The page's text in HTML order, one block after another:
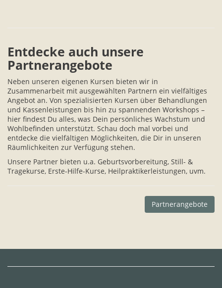
Entdecke auch unsere
Partnerangebote
Neben unseren eigenen Kursen bieten wir in
Zusammenarbeit mit ausgewählten Partnern ein vielfältiges
Angebot an. Von spezialisierten Kursen über Behandlungen
und Kassenleistungen bis hin zu spannenden Workshops –
hier findest Du alles, was Dein persönliches Wachstum und
Wohlbefinden unterstützt. Schau doch mal vorbei und
entdecke die vielfältigen Möglichkeiten, die Dir in unseren
Räumlichkeiten zur Verfügung stehen.
Unsere Partner bieten u.a. Geburtsvorbereitung, Still- &
Tragekurse, Erste-Hilfe-Kurse, Heilpraktikerleistungen, uvm.
Partnerangebote